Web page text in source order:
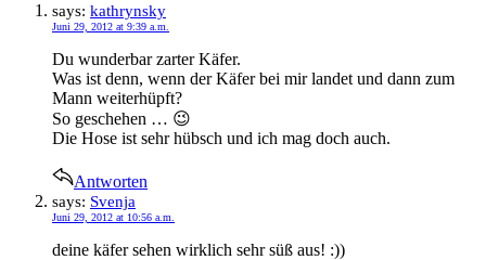
says: kathrynsky
Juni 29, 2012 at 9:39 a.m.
Du wunderbar zarter Käfer.
Was ist denn, wenn der Käfer bei mir landet und dann zum
Mann weiterhüpft?
So geschehen … 😉
Die Hose ist sehr hübsch und ich mag doch auch.
Antworten
says: Svenja
Juni 29, 2012 at 10:56 a.m.
deine käfer sehen wirklich sehr süß aus! :))